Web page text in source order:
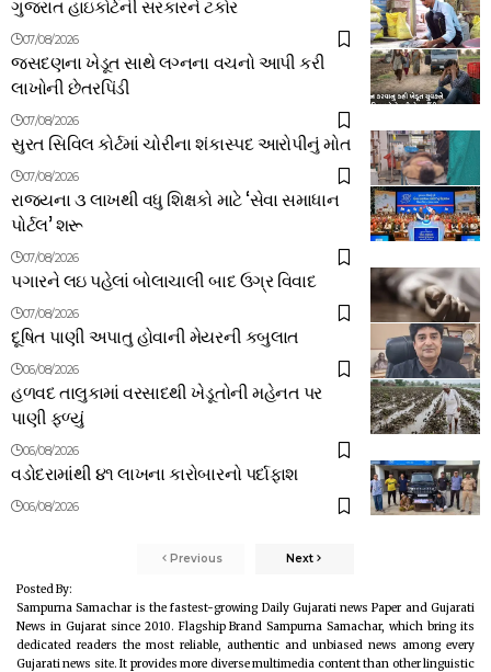
07/08/2026
જસદણના ખેડૂત સાથે લગ્નના વચનો આપી કરી
લાખોની છેતરપિંડી
07/08/2026
સુરત સિવિલ કોર્ટમાં ચોરીના શંકાસ્પદ આરોપીનું મોત
07/08/2026
રાજ્યના ૩ લાખથી વધુ શિક્ષકો માટે ‘સેવા સમાધાન
પોર્ટલ’ શરૂ
07/08/2026
પગારને લઇ પહેલાં બોલાચાલી બાદ ઉગ્ર વિવાદ
07/08/2026
દૂષિત પાણી અપાતુ હોવાની મેયરની કબુલાત
06/08/2026
હળવદ તાલુકામાં વરસાદથી ખેડૂતોની મહેનત પર
પાણી ફળ્યું
06/08/2026
વડોદરામાંથી ૪૧ લાખના કારોબારનો પર્દાફાશ
06/08/2026
Previous Next
Posted By:
Sampurna Samachar is the fastest-growing Daily Gujarati news Paper and Gujarati
News in Gujarat since 2010. Flagship Brand Sampurna Samachar, which bring its
dedicated readers the most reliable, authentic and unbiased news among every
Gujarati news site. It provides more diverse multimedia content than other linguistic